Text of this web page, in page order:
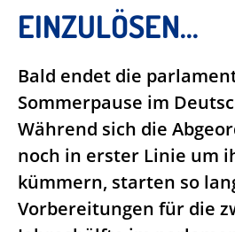
EINZULÖSEN...
Bald endet die
Sommerpause im
Während sich die
noch in erster Linie um
kümmern, starten so
Vorbereitungen für die